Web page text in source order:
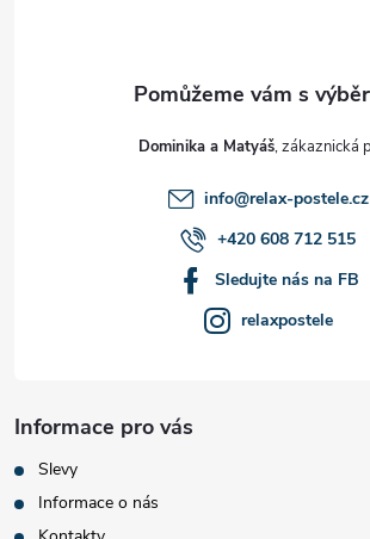
Dominika a Matyáš
info@relax-postele.cz
+420 608 712 515
Sledujte nás na FB
relaxpostele
Informace pro vás
Slevy
Informace o nás